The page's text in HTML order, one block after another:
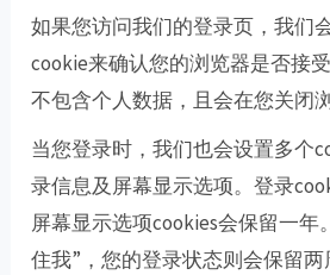
如果您访问我们的登录页，我们
cookie来确认您的浏览器是否接
不包含个人数据，且会在您关闭
当您登录时，我们也会设置多个
录信息及屏幕显示选项。登录
屏幕显示选项cookies会保留一年
住我”，您的登录状态则会保留